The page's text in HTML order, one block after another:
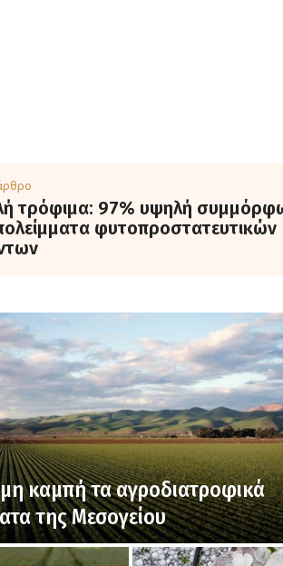
τρόφιμα: 97% υψηλή
φυτοπροστατευτικών
καμπή τα αγροδιατροφικά
της Μεσογείου